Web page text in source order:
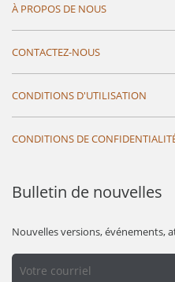
À PROPOS DE NOUS
CONTACTEZ-NOUS
CONDITIONS D'UTILISATION
CONDITIONS DE
Bulletin de nouvelles
Nouvelles versions, événements,